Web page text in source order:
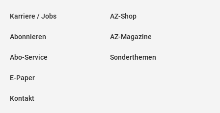
Karriere / Jobs
Abonnieren
Abo-Service
E-Paper
Kontakt
AZ-Shop
AZ-Magazine
Sonderthemen